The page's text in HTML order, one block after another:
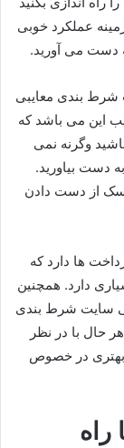
عملکرد خوبی
دست می آورید.
شرط بندی معایبی
این می باشد که
وگرنه نمی
دست بیاورید.
از دست دادن
ها دارد که
دارد. همچنین
سایت شرط بندی
حال با در نظر
بهتری در خصوص
راه‌